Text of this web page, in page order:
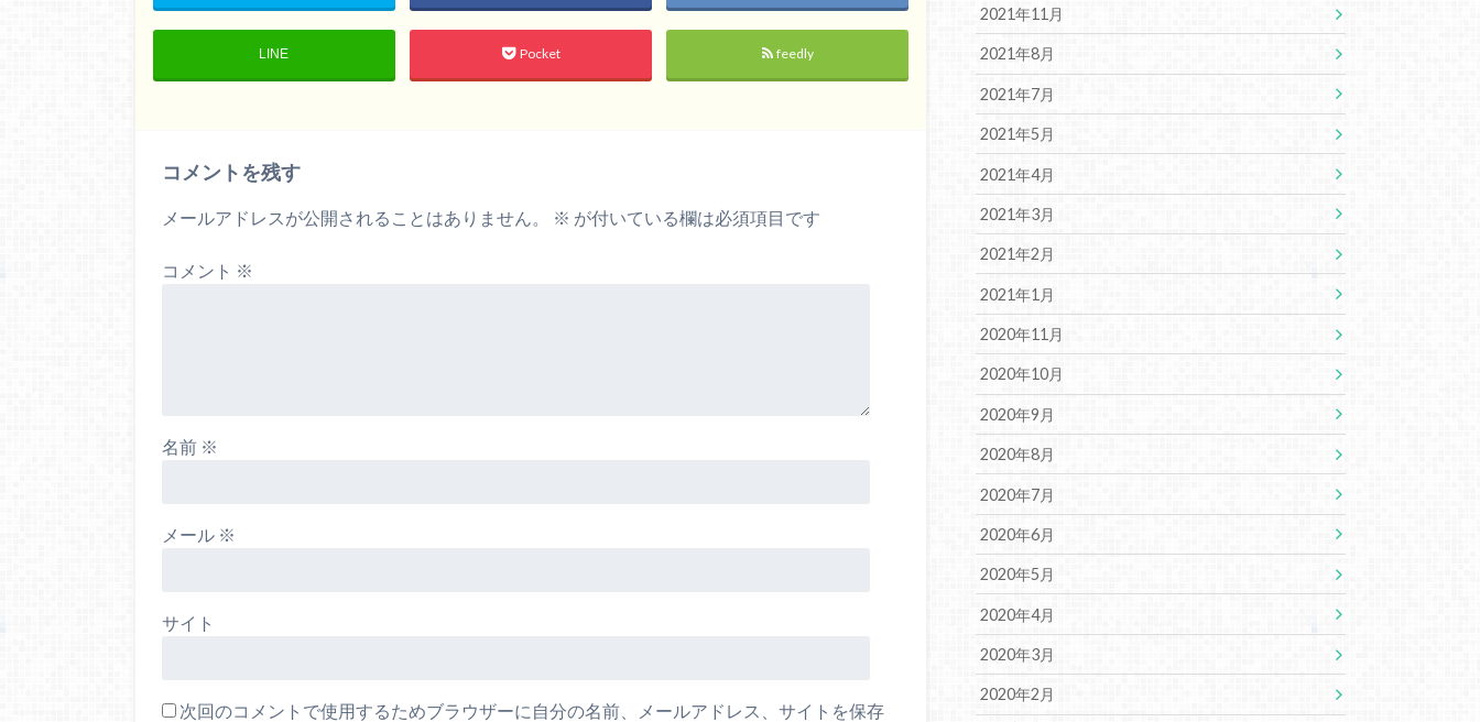
LINE Pocket feedly
コメントを残す
メールアドレスが公開されることはありません。 ※ が付いている欄は必須項目です
コメント ※
名前 ※
メール ※
サイト
次回のコメントで使用するためブラウザーに自分の名前、メールアドレス、サイトを保存
2021年11月
2021年8月
2021年7月
2021年5月
2021年4月
2021年3月
2021年2月
2021年1月
2020年11月
2020年10月
2020年9月
2020年8月
2020年7月
2020年6月
2020年5月
2020年4月
2020年3月
2020年2月